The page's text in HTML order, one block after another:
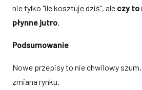
nie tylko "ile kosztuje dziś", ale czy to
płynne jutro
Podsumowanie
Nowe przepisy to nie chwilowy
zmiana rynku.